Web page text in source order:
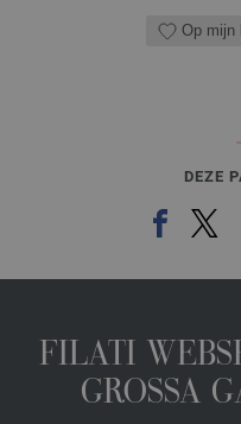
Op mijn
DEZE
FILATI
GROSSA